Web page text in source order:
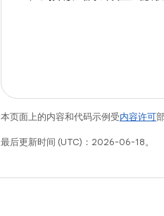
本页面上的内容和代码示例受内容许可
最后更新时间 (UTC)：2026-06-18。